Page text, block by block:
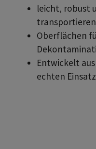
leicht, robust
transportieren
Oberflächen
Entwickelt
echten Einsatz